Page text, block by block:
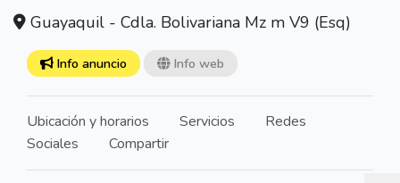
Guayaquil - Cdla. Bolivariana Mz m V9 (Esq)
Info anuncio Info web
Ubicación y horarios Servicios
Redes
Sociales
Compartir